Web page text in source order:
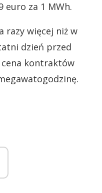
euro za 1 MWh.
razy więcej niż w
dzień przed
kontraktów